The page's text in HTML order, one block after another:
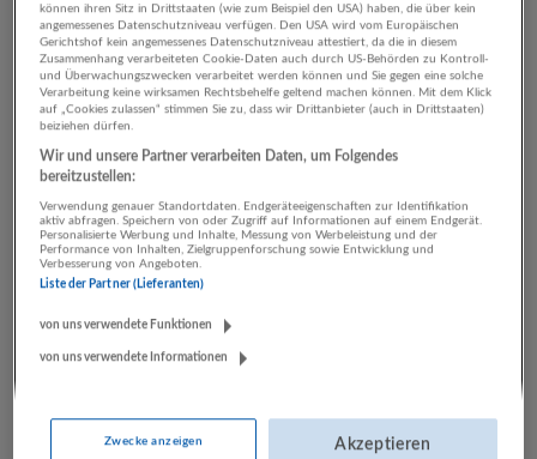
können ihren Sitz in Drittstaaten (wie zum Beispiel den USA) haben, die über kein
angemessenes Datenschutzniveau verfügen. Den USA wird vom Europäischen
Gerichtshof kein angemessenes Datenschutzniveau attestiert, da die in diesem
Zusammenhang verarbeiteten Cookie-Daten auch durch US-Behörden zu Kontroll-
und Überwachungszwecken verarbeitet werden können und Sie gegen eine solche
Verarbeitung keine wirksamen Rechtsbehelfe geltend machen können. Mit dem Klick
auf „Cookies zulassen“ stimmen Sie zu, dass wir Drittanbieter (auch in Drittstaaten)
beiziehen dürfen.
Wir und unsere Partner verarbeiten Daten, um Folgendes
bereitzustellen:
Verwendung genauer Standortdaten. Endgeräteeigenschaften zur Identifikation
aktiv abfragen. Speichern von oder Zugriff auf Informationen auf einem Endgerät.
Personalisierte Werbung und Inhalte, Messung von Werbeleistung und der
Performance von Inhalten, Zielgruppenforschung sowie Entwicklung und
Verbesserung von Angeboten.
Liste der Partner (Lieferanten)
von uns verwendete Funktionen
von uns verwendete Informationen
Zwecke anzeigen Akzeptieren